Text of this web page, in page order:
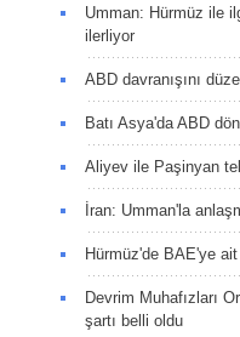
Umman: Hürmüz ile
ilerliyor
ABD davranışını
Batı Asya'da ABD
Aliyev ile Paşinyan
İran: Umman'la
Hürmüz'de BAE'ye ait
Devrim Muhafızları
şartı belli oldu